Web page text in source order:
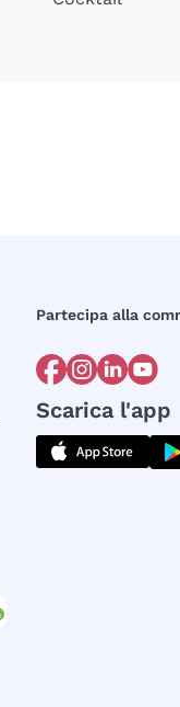
Partecipa alla
Scarica l'app